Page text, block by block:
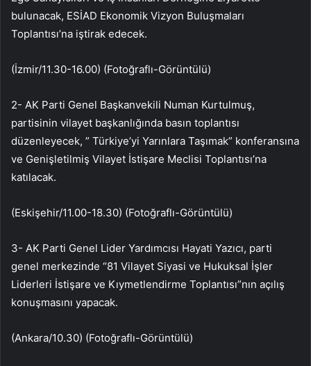
bulunacak, ESİAD Ekonomik Vizyon Buluşmaları
Toplantısı’na iştirak edecek.
(İzmir/11.30-16.00) (Fotoğraflı-Görüntülü)
2- AK Parti Genel Başkanvekili Numan Kurtulmuş,
partisinin vilayet başkanlığında basın toplantısı
düzenleyecek, ” Türkiye’yi Yarınlara Taşımak” konferansına
ve Genişletilmiş Vilayet İstişare Meclisi Toplantısı’na
katılacak.
(Eskişehir/11.00-18.30) (Fotoğraflı-Görüntülü)
3- AK Parti Genel Lider Yardımcısı Hayati Yazıcı, parti
genel merkezinde “81 Vilayet Siyasi ve Hukuksal İşler
Liderleri İstişare ve Kıymetlendirme Toplantısı”nın açılış
konuşmasını yapacak.
(Ankara/10.30) (Fotoğraflı-Görüntülü)